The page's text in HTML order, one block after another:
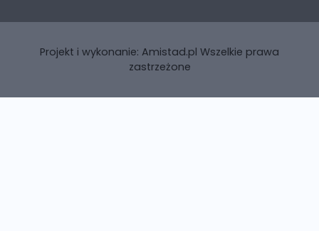
Projekt i wykonanie: Amistad.pl Wszelkie prawa
zastrzeżone